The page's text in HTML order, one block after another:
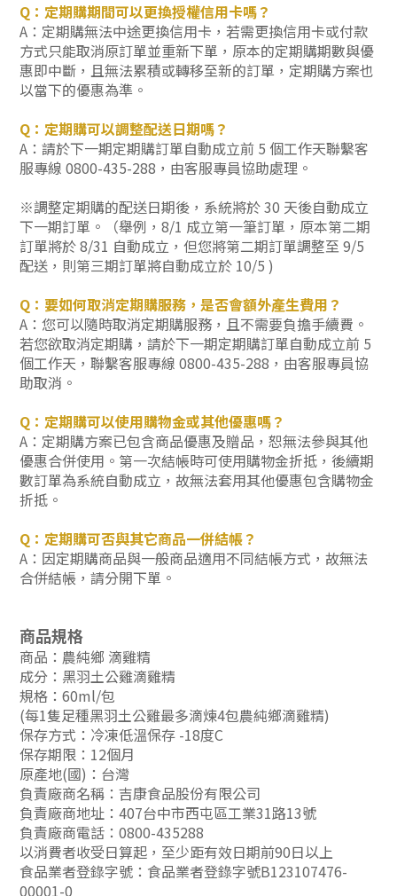
Q：定期購期間可以更換授權信用卡嗎？
A：定期購無法中途更換信用卡，若需更換信用卡或付款
方式只能取消原訂單並重新下單，原本的定期購期數與優
惠即中斷，且無法累積或轉移至新的訂單 ，定期購方案也
以當下的優惠為準。
Q：定期購可以調整配送日期嗎？
A：請於下一期定期購訂單自動成立前 5 個工作天聯繫客
服專線 0800-435-288 ，由客服專員協助處理。
※調整定期購的配送日期後，系統將於 30 天後自動成立
下一期訂單。（舉例，8/1 成立第一筆訂單，原本第二期
訂單將於 8/31 自動成立，但您將第二期訂單調整至 9/5
配送，則第三期訂單將自動成立於 10/5 )
Q：要如何取消定期購服務，是否會額外產生費用？
A：您可以隨時取消定期購服務，且不需要負擔手續費。
若您欲取消定期購，請於下一期定期購訂單自動成立前 5
個工作天， 聯繫客服專線 0800-435-288 ，由客服專員協
助取消。
Q：定期購可以使用購物金或其他優惠嗎？
A：定期購方案已包含商品優惠及贈品，恕無法參與其他
優惠合併使用。第一次結帳時可使用購物金折抵，後續期
數訂單為系統自動成立，故無法套用其他優惠包含購物金
折抵。
Q：定期購可否與其它商品一併結帳？
A：因定期購商品與一般商品適用不同結帳方式，故無法
合併結帳，請分開下單。
商品規格
商品：農純鄉 滴雞精
成分：黑羽土公雞滴雞精
規格：60ml/包
(每1隻足種黑羽土公雞最多滴煉4包農純鄉滴雞精)
保存方式：冷凍低溫保存 -18度C
保存期限：12個月
原產地(國)：台灣
負責廠商名稱：吉康食品股份有限公司
負責廠商地址：407台中市西屯區工業31路13號
負責廠商電話：0800-435288
以消費者收受日算起，至少距有效日期前90日以上
食品業者登錄字號：食品業者登錄字號B123107476-
00001-0